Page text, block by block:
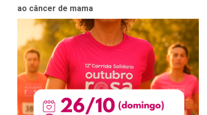
ao câncer de mama